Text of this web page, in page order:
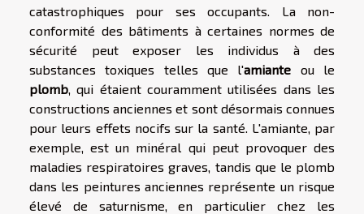
catastrophiques pour ses occupants. La non-
conformité des bâtiments à certaines normes de
sécurité peut exposer les individus à des
substances toxiques telles que l'amiante ou le
plomb , qui étaient couramment utilisées dans les
constructions anciennes et sont désormais connues
pour leurs effets nocifs sur la santé. L'amiante, par
exemple, est un minéral qui peut provoquer des
maladies respiratoires graves, tandis que le plomb
dans les peintures anciennes représente un risque
élevé de saturnisme, en particulier chez les